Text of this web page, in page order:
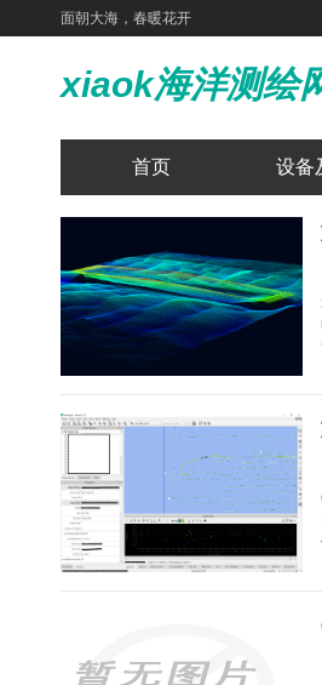
面朝大海，春暖花开
xiaok海洋测绘
首页 设备